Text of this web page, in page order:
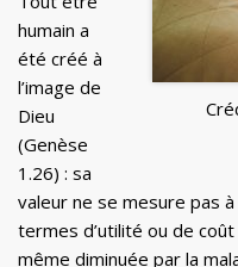
humain a
été créé à
l’image de
Dieu
(Genèse
1.26) : sa
valeur ne se mesure pas
termes d’utilité ou de
même diminuée par la